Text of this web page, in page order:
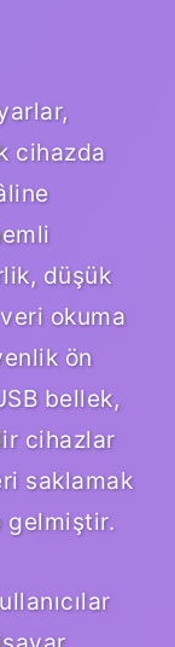
cihazda
düşük
okuma
ön
bellek,
cihazlar
saklamak
gelmiştir.